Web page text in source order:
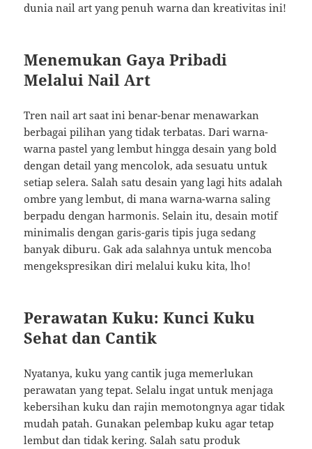
dunia nail art yang penuh warna dan kreativitas ini!
Menemukan Gaya Pribadi
Melalui Nail Art
Tren nail art saat ini benar-benar menawarkan
berbagai pilihan yang tidak terbatas. Dari warna-
warna pastel yang lembut hingga desain yang bold
dengan detail yang mencolok, ada sesuatu untuk
setiap selera. Salah satu desain yang lagi hits adalah
ombre yang lembut, di mana warna-warna saling
berpadu dengan harmonis. Selain itu, desain motif
minimalis dengan garis-garis tipis juga sedang
banyak diburu. Gak ada salahnya untuk mencoba
mengekspresikan diri melalui kuku kita, lho!
Perawatan Kuku: Kunci Kuku
Sehat dan Cantik
Nyatanya, kuku yang cantik juga memerlukan
perawatan yang tepat. Selalu ingat untuk menjaga
kebersihan kuku dan rajin memotongnya agar tidak
mudah patah. Gunakan pelembap kuku agar tetap
lembut dan tidak kering. Salah satu produk